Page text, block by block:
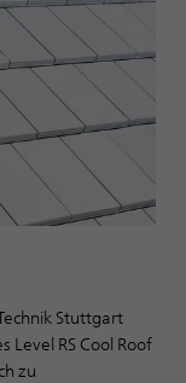
Stuttgart
Level RS Cool Roof
zu